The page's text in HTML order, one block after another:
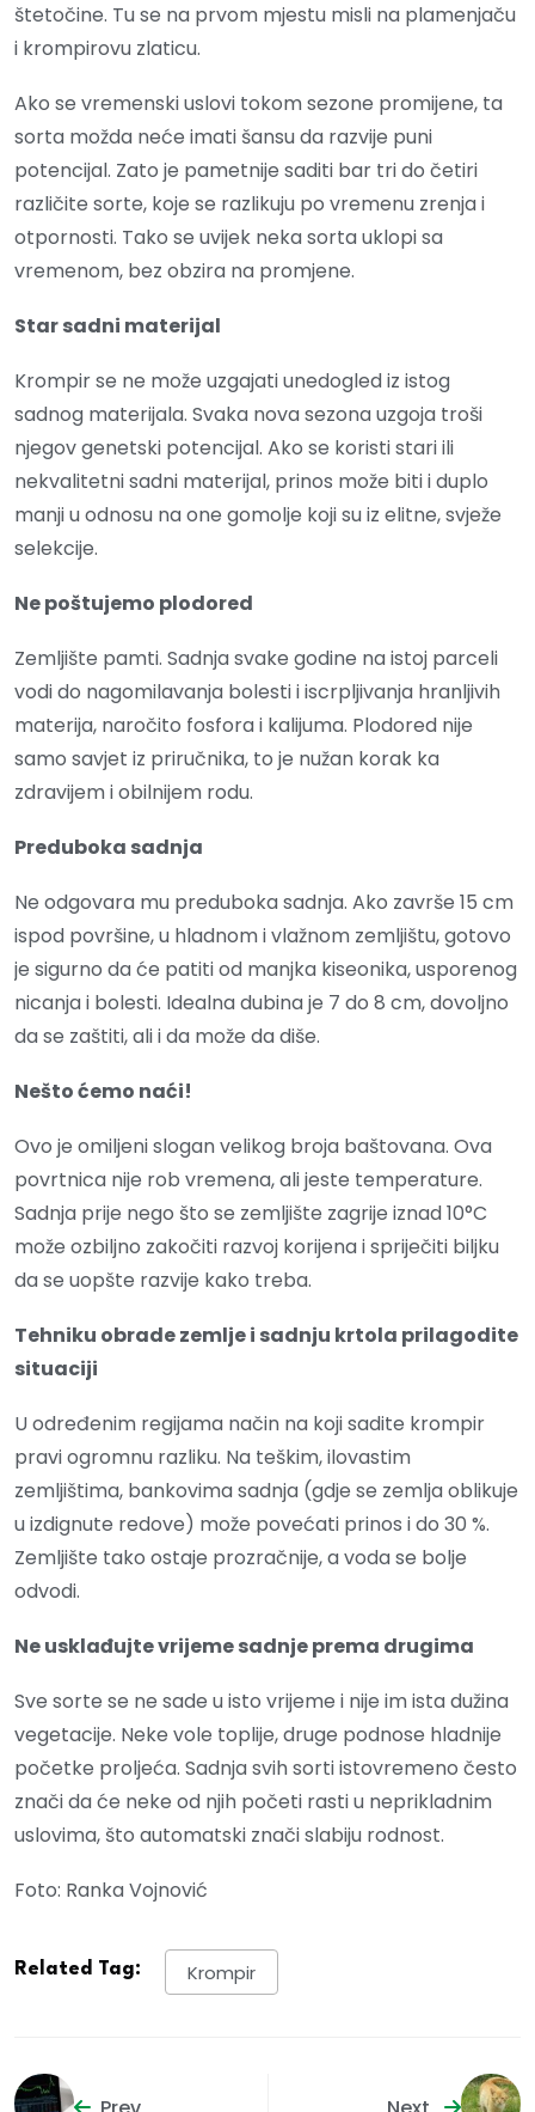
štetočine. Tu se na prvom mjestu misli na plamenjaču
i krompirovu zlaticu.
Ako se vremenski uslovi tokom sezone promijene, ta
sorta možda neće imati šansu da razvije puni
potencijal. Zato je pametnije saditi bar tri do četiri
različite sorte, koje se razlikuju po vremenu zrenja i
otpornosti. Tako se uvijek neka sorta uklopi sa
vremenom, bez obzira na promjene.
Star sadni materijal
Krompir se ne može uzgajati unedogled iz istog
sadnog materijala. Svaka nova sezona uzgoja troši
njegov genetski potencijal. Ako se koristi stari ili
nekvalitetni sadni materijal, prinos može biti i duplo
manji u odnosu na one gomolje koji su iz elitne, svježe
selekcije.
Ne poštujemo plodored
Zemljište pamti. Sadnja svake godine na istoj parceli
vodi do nagomilavanja bolesti i iscrpljivanja hranljivih
materija, naročito fosfora i kalijuma. Plodored nije
samo savjet iz priručnika, to je nužan korak ka
zdravijem i obilnijem rodu.
Preduboka sadnja
Ne odgovara mu preduboka sadnja. Ako završe 15 cm
ispod površine, u hladnom i vlažnom zemljištu, gotovo
je sigurno da će patiti od manjka kiseonika, usporenog
nicanja i bolesti. Idealna dubina je 7 do 8 cm, dovoljno
da se zaštiti, ali i da može da diše.
Nešto ćemo naći!
Ovo je omiljeni slogan velikog broja baštovana. Ova
povrtnica nije rob vremena, ali jeste temperature.
Sadnja prije nego što se zemljište zagrije iznad 10°C
može ozbiljno zakočiti razvoj korijena i spriječiti biljku
da se uopšte razvije kako treba.
Tehniku obrade zemlje i sadnju krtola prilagodite
situaciji
U određenim regijama način na koji sadite krompir
pravi ogromnu razliku. Na teškim, ilovastim
zemljištima, bankovima sadnja (gdje se zemlja oblikuje
u izdignute redove) može povećati prinos i do 30 %.
Zemljište tako ostaje prozračnije, a voda se bolje
odvodi.
Ne usklađujte vrijeme sadnje prema drugima
Sve sorte se ne sade u isto vrijeme i nije im ista dužina
vegetacije. Neke vole toplije, druge podnose hladnije
početke proljeća. Sadnja svih sorti istovremeno često
znači da će neke od njih početi rasti u neprikladnim
uslovima, što automatski znači slabiju rodnost.
Foto: Ranka Vojnović
Related Tag: Krompir